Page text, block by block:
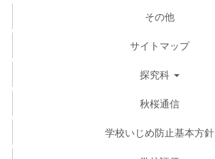
その他
サイトマップ
探究科
秋桜通信
学校いじめ防止基本方針